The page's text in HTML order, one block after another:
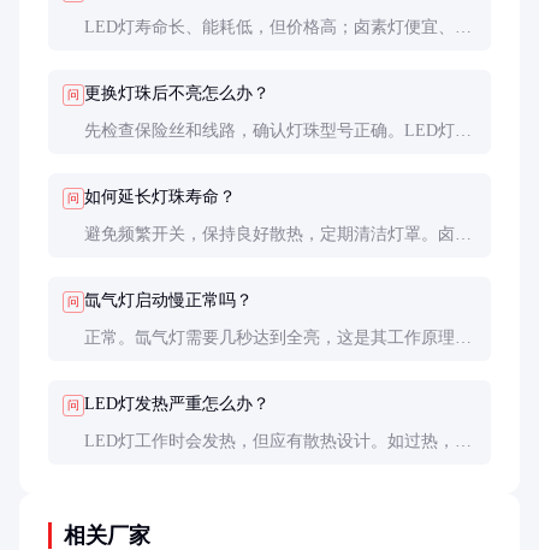
LED灯寿命长、能耗低，但价格高；卤素灯便宜、启
问 更换灯珠后不亮怎么办？
先检查保险丝和线路，确认灯珠型号正确。LED灯需
问 如何延长灯珠寿命？
避免频繁开关，保持良好散热，定期清洁灯罩。卤素
问 氙气灯启动慢正常吗？
正常。氙气灯需要几秒达到全亮，这是其工作原理决
问 LED灯发热严重怎么办？
LED灯工作时会发热，但应有散热设计。如过热，检
相关厂家